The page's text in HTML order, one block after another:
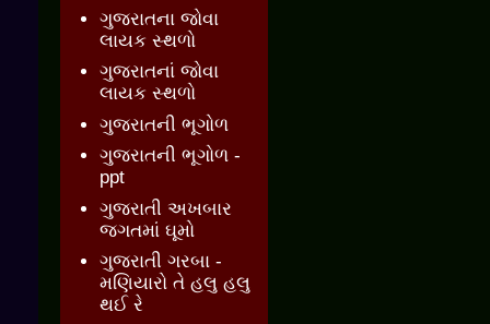
ગુજરાતના જોવા
લાયક સ્થળો
ગુજરાતનાં જોવા
લાયક સ્થળો
ગુજરાતની ભૂગોળ
ગુજરાતની ભૂગોળ -
ppt
ગુજરાતી અખબાર
જગતમાં ઘૂમો
ગુજરાતી ગરબા -
મણિયારો તે હલુ હલુ
થઈ રે